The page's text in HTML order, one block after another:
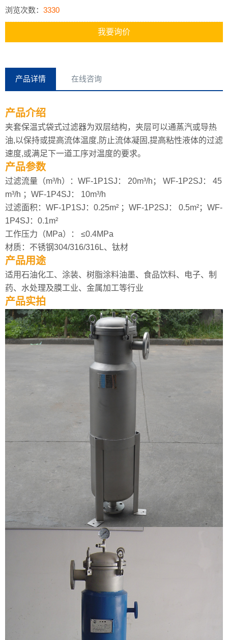
浏览次数： 3330
我要询价
产品详情 在线咨询
产品介绍
夹套保温式袋式过滤器为双层结构，夹层可以通蒸汽或导热
油,以保持或提高流体温度,防止流体凝固,提高粘性液体的过滤
速度,或满足下一道工序对温度的要求。
产品参数
过滤流量（m³/h）：WF-1P1SJ： 20m³/h； WF-1P2SJ： 45
m³/h ；WF-1P4SJ： 10m³/h
过滤面积：WF-1P1SJ：0.25m² ；WF-1P2SJ： 0.5m²；WF-
1P4SJ：0.1m²
工作压力（MPa）： ≤0.4MPa
材质：不锈钢304/316/316L、钛材
产品用途
适用石油化工、涂装、树脂涂料油墨、食品饮料、电子、制
药、水处理及膜工业、金属加工等行业
产品实拍